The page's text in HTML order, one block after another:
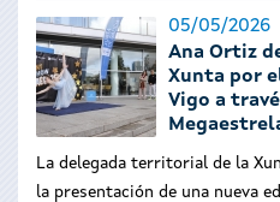
05/05/2026
Ana Ortiz
Xunta por
Vigo a
La delegada territorial de la
la presentación de una nueva